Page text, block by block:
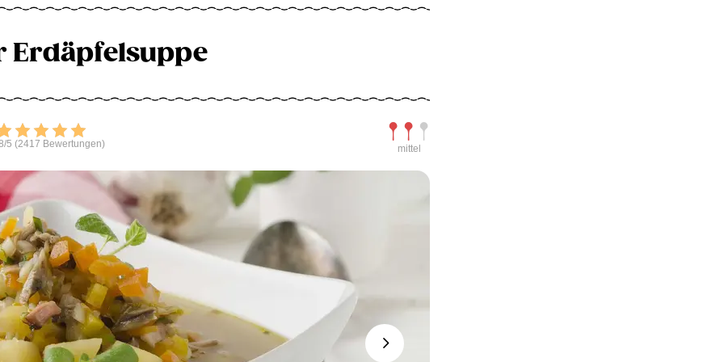
Erdäpfelsuppe
Bewerten
5 (2417 Bewertungen)
Schwierigkeit
mittel
Next